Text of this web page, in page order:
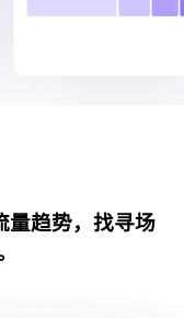
量趋势，找寻场